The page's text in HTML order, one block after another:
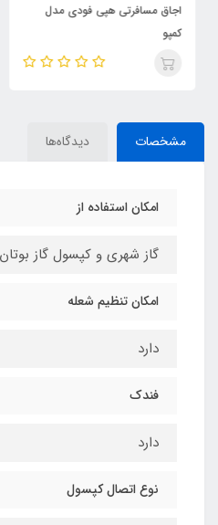
اجاق مسافرتی هپی فودی مدل
کمپو
مشخصات دیدگاه‌ها
امکان استفاده از
گاز شهری و کپسول گاز بوتان
امکان تنظیم شعله
دارد
فندک
دارد
نوع اتصال کپسول